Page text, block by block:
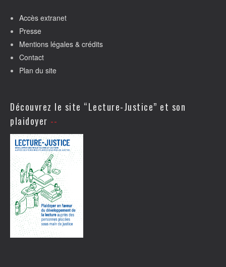
Accès extranet
Presse
Mentions légales & crédits
Contact
Plan du site
Découvrez le site “Lecture-Justice” et son
plaidoyer